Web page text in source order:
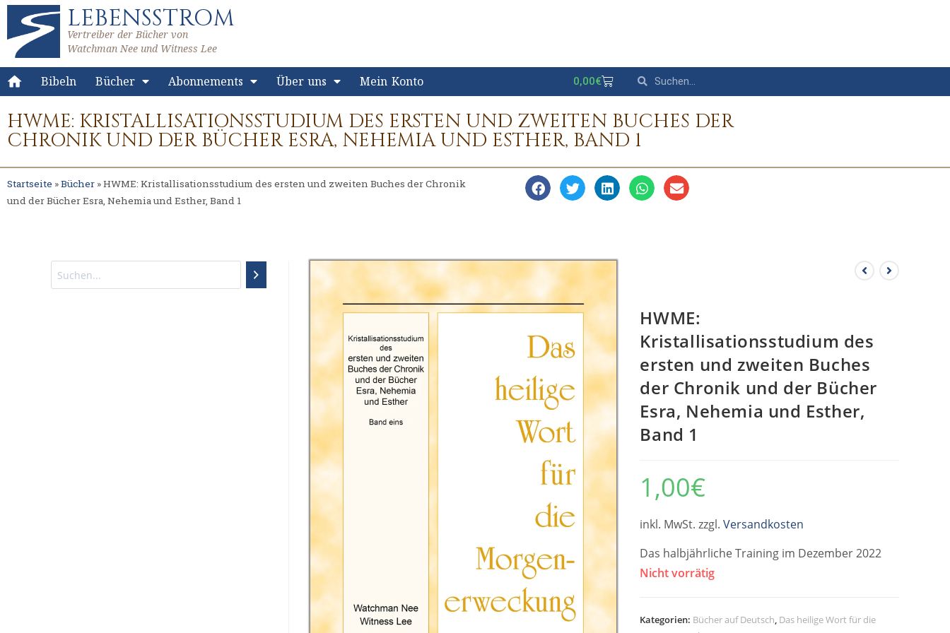
LEBENSSTROM
Vertreiber der Bücher von
Watchman Nee und Witness Lee
Bibeln Bücher Abonnements Über uns Mein Konto 0,00€
HWME: KRISTALLISATIONSSTUDIUM DES ERSTEN UND ZWEITEN BUCHES DER
CHRONIK UND DER BÜCHER ESRA, NEHEMIA UND ESTHER, BAND 1
Startseite »Bücher »HWME: Kristallisationsstudium des ersten und zweiten Buches der Chronik
und der Bücher Esra, Nehemia und Esther, Band 1
HWME:
Kristallisationsstudium des
ersten und zweiten Buches
der Chronik und der Bücher
Esra, Nehemia und Esther,
Band 1
1,00€
inkl. MwSt. zzgl.Versandkosten
Das halbjährliche Training im Dezember 2022
Nicht vorrätig
Kategorien: Bücher auf Deutsch, Das heilige Wort für die